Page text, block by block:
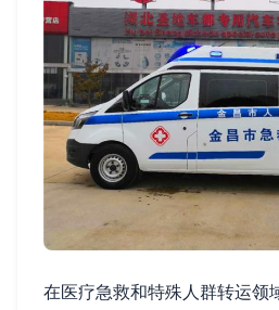
在医疗急救和特殊人群转运领